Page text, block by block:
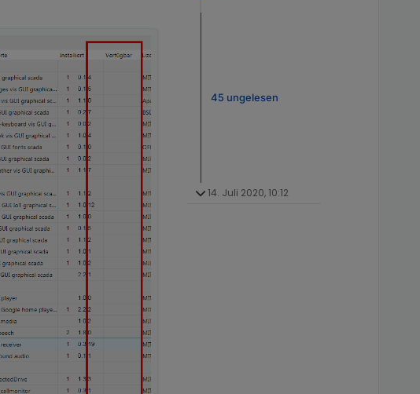
45 ungelesen
14. Juli 2020, 10:12